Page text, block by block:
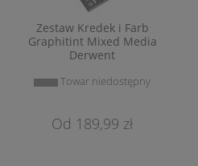
Zestaw Kredek i Farb
Graphitint Mixed Media
Derwent
Towar niedostępny
189,99 zł